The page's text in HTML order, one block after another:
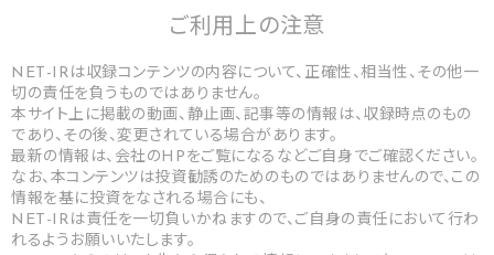
ご利用上の注意
NET-IRは収録コンテンツの内容について、正確性、相当性、その他一
切の責任を負うものではありません。
本サイト上に掲載の動画、静止画、記事等の情報は、収録時点のもの
であり、その後、変更されている場合があります。
最新の情報は、会社のHPをご覧になるなどご自身でご確認ください。
なお、本コンテンツは投資勧誘のためのものではありませんので、この
情報を基に投資をなされる場合にも、
NET-IRは責任を一切負いかねますので、ご自身の責任において行わ
れるようお願いいたします。